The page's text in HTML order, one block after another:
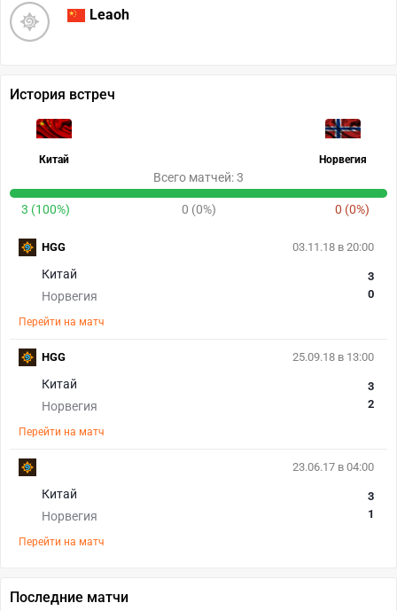
Leaoh
История встреч
Китай Норвегия
Всего матчей: 3
3 (100%) 0 (0%) 0 (0%)
03.11.18 в 20:00
Китай
Норвегия
3
0
Перейти на матч
HGG
25.09.18 в 13:00
Китай
Норвегия
3
2
Перейти на матч
HGG
23.06.17 в 04:00
Китай
Норвегия
3
1
Перейти на матч
Последние матчи